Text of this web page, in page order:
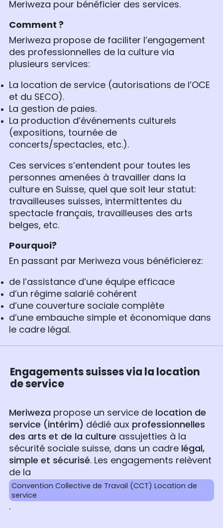
Meriweza pour bénéficier des services.
Comment ?
Meriweza propose de faciliter l’engagement
des professionnelles de la culture via
plusieurs services:
La location de service (autorisations de l’OCE
et du SECO).
La gestion de paies.
La production d’événements culturels
(expositions, tournée de
concerts/spectacles, etc.).
Ces services s’entendent pour toutes les
personnes amenées à travailler dans la
culture en Suisse, quel que soit leur statut:
travailleuses suisses, intermittentes du
spectacle français, travailleuses des arts
belges, etc.
Pourquoi?
En passant par Meriweza vous bénéficierez:
de l’assistance d’une équipe efficace
d’un régime salarié cohérent
d’une couverture sociale complète
d’une embauche simple et économique dans
le cadre légal.
Engagements suisses via la location
de service
Meriweza propose un service de location de
service (intérim) dédié aux professionnelles
des arts et de la culture assujetties à la
sécurité sociale suisse, dans un cadre légal,
simple et sécurisé. Les engagements relèvent
de la
Convention Collective de Travail (CCT) Location de
service
.